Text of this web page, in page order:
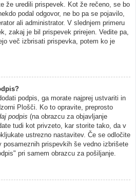
že uredili prispevek. Kot že rečeno, se bo
podal odgovor, ne bo pa se pojavilo,
ali administrator. V slednjem primeru
zakaj je bil prispevek prirejen. Vedite pa,
več izbrisati prispevka, potem ko je
podpis, ga morate najprej ustvariti in
Plošči. Ko to opravite, preprosto
podpis (na obrazcu za objavljanje
tudi kot privzeto, kar storite tako, da v
ustrezno nastavitev. Če se odločite
prispevkih še vedno izbrišete
pri samem obrazcu za pošiljanje.